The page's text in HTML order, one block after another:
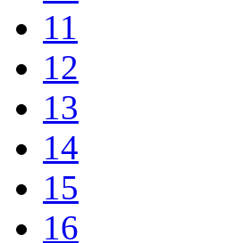
11
12
13
14
15
16